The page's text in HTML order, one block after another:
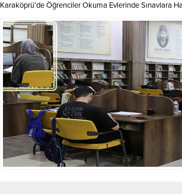
Karaköprü’de Öğrenciler Okuma Evlerinde Sınavlara